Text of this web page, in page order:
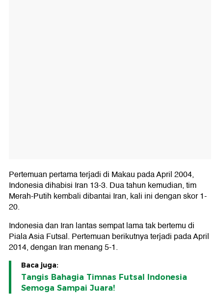
Pertemuan pertama terjadi di Makau pada April 2004,
Indonesia dihabisi Iran 13-3. Dua tahun kemudian, tim
Merah-Putih kembali dibantai Iran, kali ini dengan skor 1-
20.
Indonesia dan Iran lantas sempat lama tak bertemu di
Piala Asia Futsal. Pertemuan berikutnya terjadi pada April
2014, dengan Iran menang 5-1.
Baca juga:
Tangis Bahagia Timnas Futsal Indonesia
Semoga Sampai Juara!